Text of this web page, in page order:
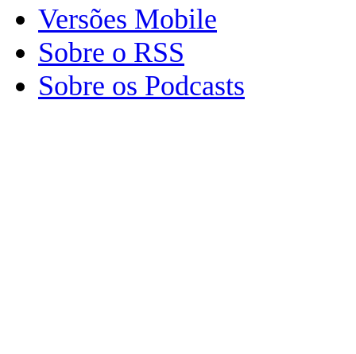
Versões Mobile
Sobre o RSS
Sobre os Podcasts